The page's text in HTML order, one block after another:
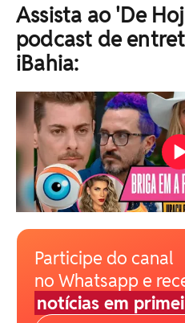
Assista ao 'De
podcast de
iBahia:
Participe do canal
no Whatsapp e
notícias em